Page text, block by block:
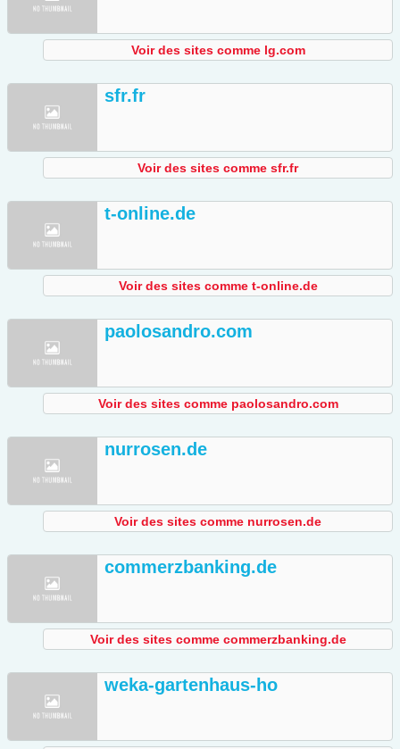
Voir des sites comme lg.com
sfr.fr
Voir des sites comme sfr.fr
t-online.de
Voir des sites comme t-online.de
paolosandro.com
Voir des sites comme paolosandro.com
nurrosen.de
Voir des sites comme nurrosen.de
commerzbanking.de
Voir des sites comme commerzbanking.de
weka-gartenhaus-ho